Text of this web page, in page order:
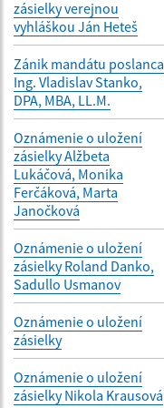
zásielky verejnou
vyhláškou Ján Heteš
Zánik mandátu poslanca
Ing. Vladislav Stanko,
DPA, MBA, LL.M.
Oznámenie o uložení
zásielky Alžbeta
Lukáčová, Monika
Ferčáková, Marta
Janočková
Oznámenie o uložení
zásielky Roland Danko,
Sadullo Usmanov
Oznámenie o uložení
zásielky
Oznámenie o uložení
zásielky Nikola Krausová